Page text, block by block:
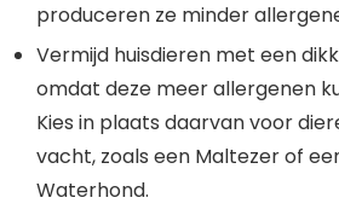
produceren ze minder
Vermijd huisdieren met een
omdat deze meer allergenen
Kies in plaats daarvan voor
vacht, zoals een Maltezer of
Waterhond.